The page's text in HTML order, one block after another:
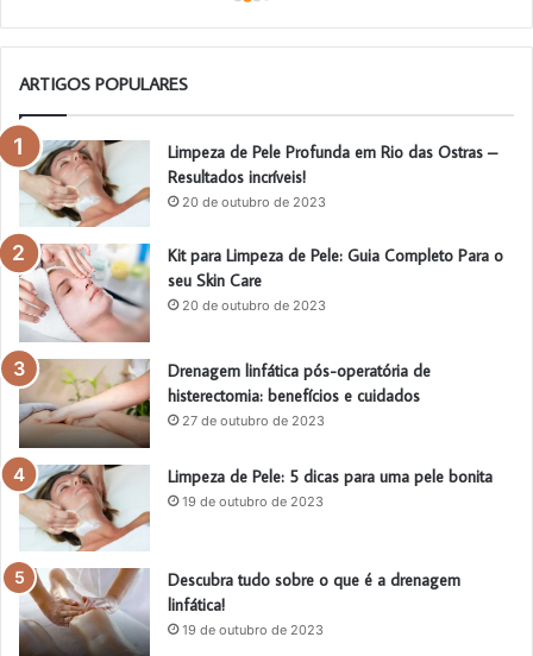
ARTIGOS POPULARES
Limpeza de Pele Profunda em Rio das Ostras –
Resultados incríveis!
20 de outubro de 2023
Kit para Limpeza de Pele: Guia Completo Para o
seu Skin Care
20 de outubro de 2023
Drenagem linfática pós-operatória de
histerectomia: benefícios e cuidados
27 de outubro de 2023
Limpeza de Pele: 5 dicas para uma pele bonita
19 de outubro de 2023
Descubra tudo sobre o que é a drenagem
linfática!
19 de outubro de 2023